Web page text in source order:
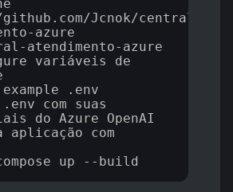
Jcnok/central-
azure
atendimento-azure
variáveis de
.env
com suas
do Azure OpenAI
aplicação com